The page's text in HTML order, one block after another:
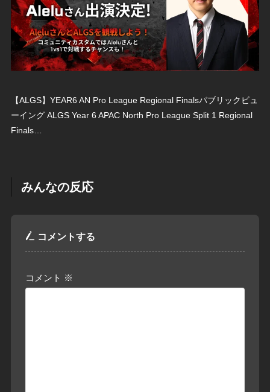
【ALGS】YEAR6 AN Pro League Regional Finalsパブリックビュ
ーイング ALGS Year 6 APAC North Pro League Split 1 Regional
Finals…
みんなの反応
コメントする
コメント ※